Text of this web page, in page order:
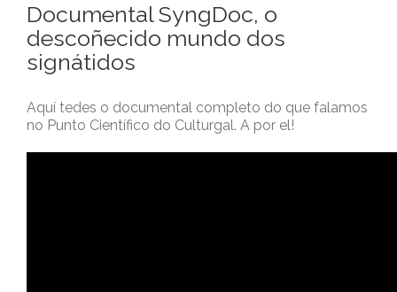
Documental SyngDoc, o
descoñecido mundo dos
signátidos
Aquí tedes o documental completo do que falamos
no Punto Científico do Culturgal. A por el!